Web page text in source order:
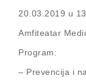
20.03.2019 u
Amfiteatar
Program:
– Prevencija i